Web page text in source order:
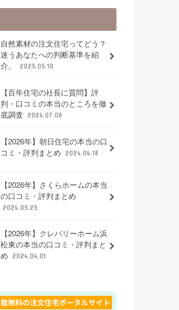
自然素材の注文住宅ってどう？
迷うあなたへの判断基準を紹
介。
2025.05.10
【百年住宅の社長に質問】評
判・口コミの本当のところを徹
底調査
2024.07.08
【2026年】朝日住宅の本当の口
コミ・評判まとめ
2024.06.18
【2026年】さくらホームの本当
の口コミ・評判まとめ
2024.05.25
【2026年】クレバリーホーム浜
松東の本当の口コミ・評判まと
め
2024.04.01